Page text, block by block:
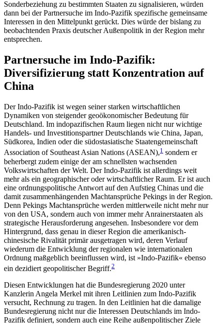
Sonderbeziehung zu bestimmten Staaten zu signalisieren, würden
dann bei der Part­ner­suche im Indo-Pazifik spezifische gemeinsame
Inter­essen in den Mittelpunkt gerückt. Dies würde der bislang zu
beob­achtenden Praxis deutscher Außen­politik in der Region mehr
entsprechen.
Partnersuche im Indo-Pazifik:
Diversifizierung statt Konzentration auf
China
Der Indo-Pazifik ist wegen seiner starken wirtschaft­lichen
Dynamiken von steigender geoökonomischer Bedeutung für
Deutschland. Im indopazifischen Raum liegen nicht nur wichtige
Handels- und Inves­titionspartner Deutsch­lands wie China, Japan,
Süd­korea, Indien oder die südostasiatische Staaten­gemein­schaft
Association of Southeast Asian Nations (ASEAN),1 sondern er
beherbergt zudem einige der am schnellsten wachsenden
Volkswirtschaften der Welt. Der Indo-Pazifik ist allerdings weit
mehr als ein geo­graphischer oder wirtschaftlicher Raum. Er ist auch
eine ordnungspolitische Antwort auf den Auf­stieg Chinas und die
damit zusammenhängenden Macht­ansprüche Pekings in der Region.
Denn Pekings Macht­ansprüche werden mittlerweile nicht mehr nur
von den USA, sondern auch von immer mehr Anrai­ner­staaten als
strategische Herausforderung angesehen. Insbesondere vor dem
Hintergrund, dass genau in dieser Region die amerikanisch-
chinesische Rivalität primär ausgetragen wird, deren Verlauf
wiederum die Entwicklung der regionalen wie internationalen
Ordnung maßgeblich beeinflussen wird, ist »Indo-Pazifik« ebenso
ein dezidiert geopolitischer Begriff.2
Diesen Entwicklungen hat die Bundesregierung 2020 unter
Kanzlerin Angela Merkel mit ihren Leit­linien zum Indo-Pazifik
versucht, Rechnung zu tragen. In den Leitlinien hat die damalige
Bundes­regierung nicht nur die Interessen Deutschlands im Indo-
Pazifik definiert, sondern auch eine Reihe außen­politischer Ziele